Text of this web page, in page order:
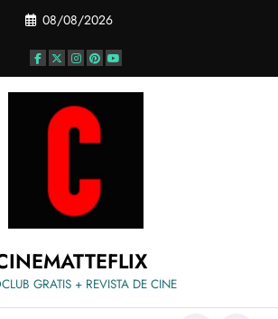
08/08/2026
GRATIS + REVISTA DE CINE